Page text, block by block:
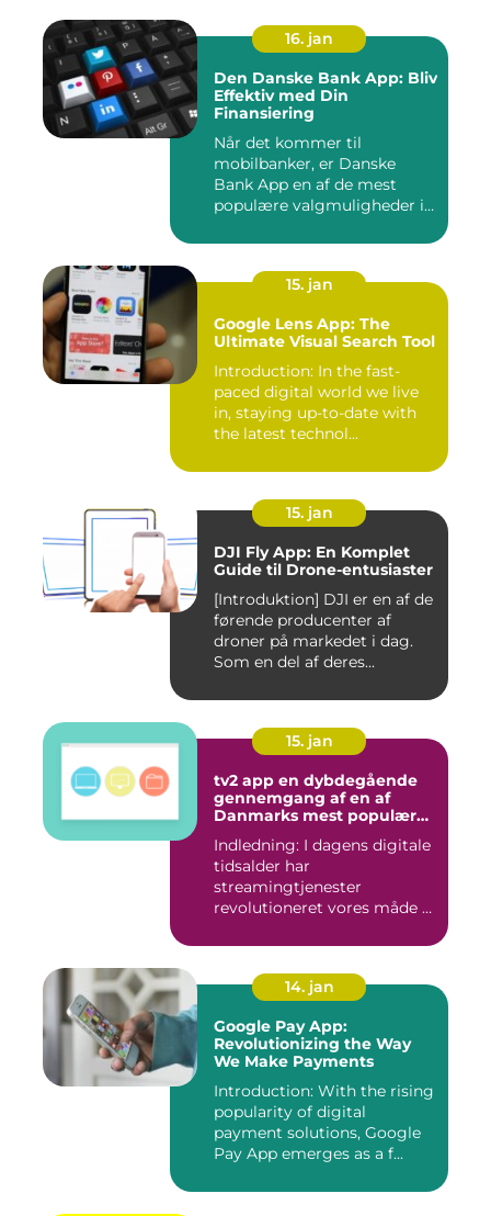
16. jan
Den Danske Bank App: Bliv
Effektiv med Din
Finansiering
Når det kommer til
mobilbanker, er Danske
Bank App en af de mest
populære valgmuligheder i
15. jan
Google Lens App: The
Ultimate Visual Search Tool
Introduction: In the fast-
paced digital world we live
in, staying up-to-date with
the latest technol...
15. jan
DJI Fly App: En Komplet
Guide til Drone-entusiaster
[Introduktion] DJI er en af de
førende producenter af
droner på markedet i dag.
Som en del af deres...
15. jan
tv2 app en dybdegående
gennemgang af en af
Danmarks mest populære
Indledning: I dagens digitale
tidsalder har
streamingtjenester
revolutioneret vores måde at
14. jan
Google Pay App:
Revolutionizing the Way
We Make Payments
Introduction: With the rising
popularity of digital
payment solutions, Google
Pay App emerges as a f...